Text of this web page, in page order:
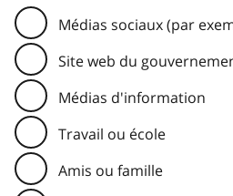
Médias sociaux (par
Site web du
Médias d'information
Travail ou école
Amis ou famille